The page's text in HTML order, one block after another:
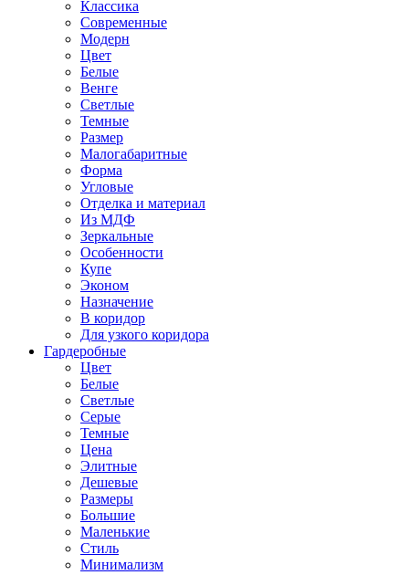
Классика
Современные
Модерн
Цвет
Белые
Венге
Светлые
Темные
Размер
Малогабаритные
Форма
Угловые
Отделка и материал
Из МДФ
Зеркальные
Особенности
Купе
Эконом
Назначение
В коридор
Для узкого коридора
Гардеробные
Цвет
Белые
Светлые
Серые
Темные
Цена
Элитные
Дешевые
Размеры
Большие
Маленькие
Стиль
Минимализм